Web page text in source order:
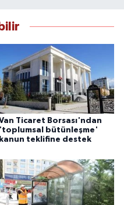
Ticaret Borsası'ndan
'toplumsal bütünleşme'
kanun teklifine destek